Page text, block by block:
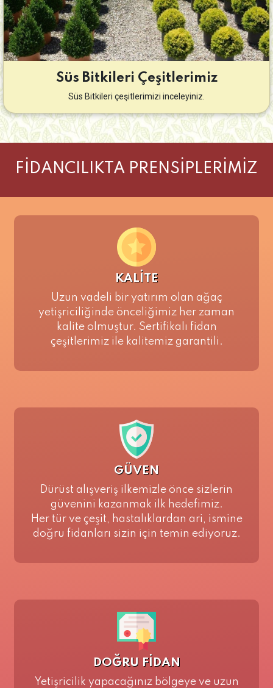
Süs Bitkileri Çeşitlerimiz
Süs Bitkileri çeşitlerimizi inceleyiniz.
FİDANCILIKTA PRENSİPLERİMİZ
KALİTE
Uzun vadeli bir yatırım olan ağaç
yetişriciliğinde önceliğimiz her zaman
kalite olmuştur. Sertifikalı fidan
çeşitlerimiz ile kalitemiz garantili.
GÜVEN
Dürüst alışveriş ilkemizle önce sizlerin
güvenini kazanmak ilk hedefimiz.
Her tür ve çeşit, hastalıklardan ari, ismine
doğru fidanları sizin için temin ediyoruz.
DOĞRU FİDAN
Yetişricilik yapacağınız bölgeye ve uzun